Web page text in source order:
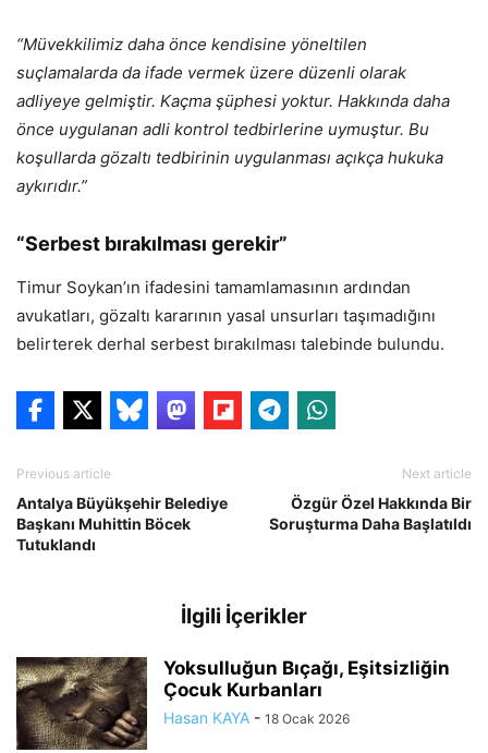
“Müvekkilimiz daha önce kendisine yöneltilen
suçlamalarda da ifade vermek üzere düzenli olarak
adliyeye gelmiştir. Kaçma şüphesi yoktur. Hakkında daha
önce uygulanan adli kontrol tedbirlerine uymuştur. Bu
koşullarda gözaltı tedbirinin uygulanması açıkça hukuka
aykırıdır.”
“Serbest bırakılması gerekir”
Timur Soykan’ın ifadesini tamamlamasının ardından
avukatları, gözaltı kararının yasal unsurları taşımadığını
belirterek derhal serbest bırakılması talebinde bulundu.
Previous article
Antalya Büyükşehir Belediye
Başkanı Muhittin Böcek
Tutuklandı
Next article
Özgür Özel Hakkında Bir
Soruşturma Daha Başlatıldı
İlgili İçerikler
Yoksulluğun Bıçağı, Eşitsizliğin
Çocuk Kurbanları
Hasan KAYA - 18 Ocak 2026